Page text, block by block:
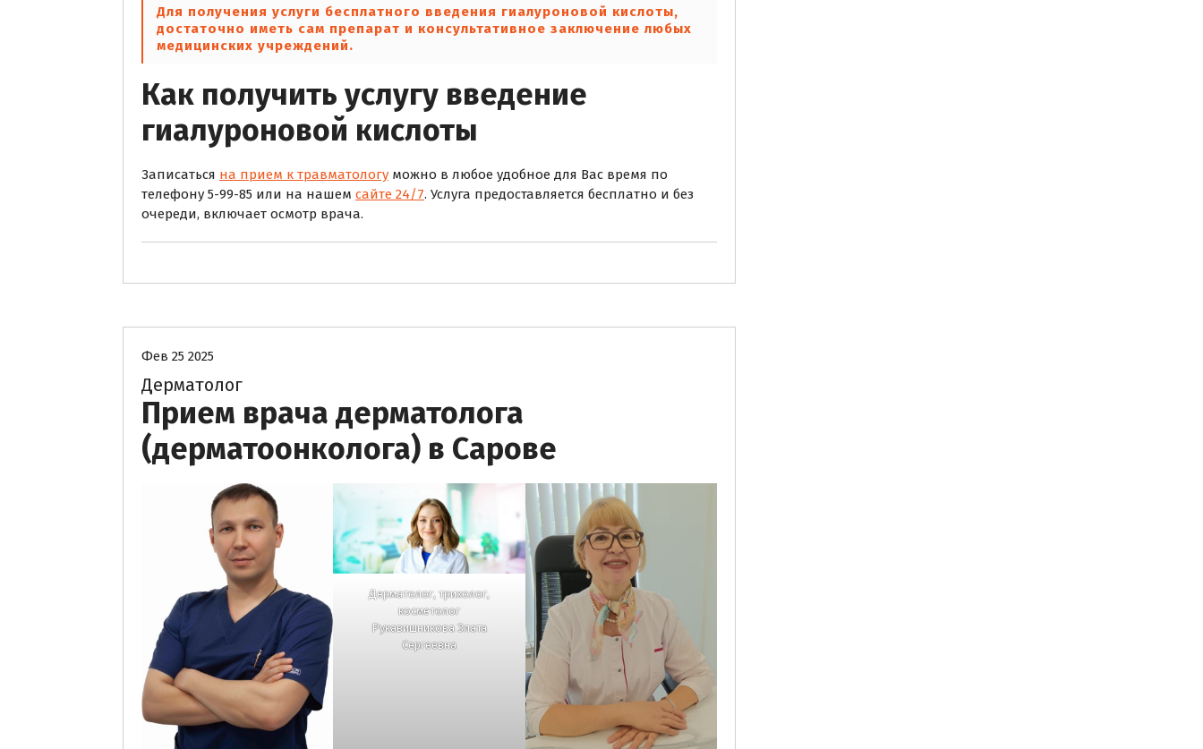
Для получения услуги бесплатного введения гиалуроновой кислоты,
достаточно иметь сам препарат и консультативное заключение любых
медицинских учреждений.
Как получить услугу введение
гиалуроновой кислоты
Записаться на прием к травматологу можно в любое удобное для Вас время по
телефону 5-99-85 или на нашем сайте 24/7. Услуга предоставляется бесплатно и без
очереди, включает осмотр врача.
Фев 25 2025
Дерматолог
Прием врача дерматолога
(дерматоонколога) в Сарове
Дерматолог, трихолог,
косметолог
Рукавишникова Злата
Сергеевна